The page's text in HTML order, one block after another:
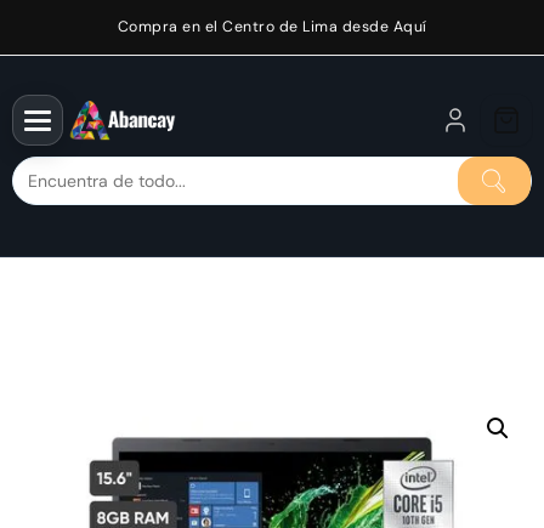
Compra en el Centro de Lima desde Aquí